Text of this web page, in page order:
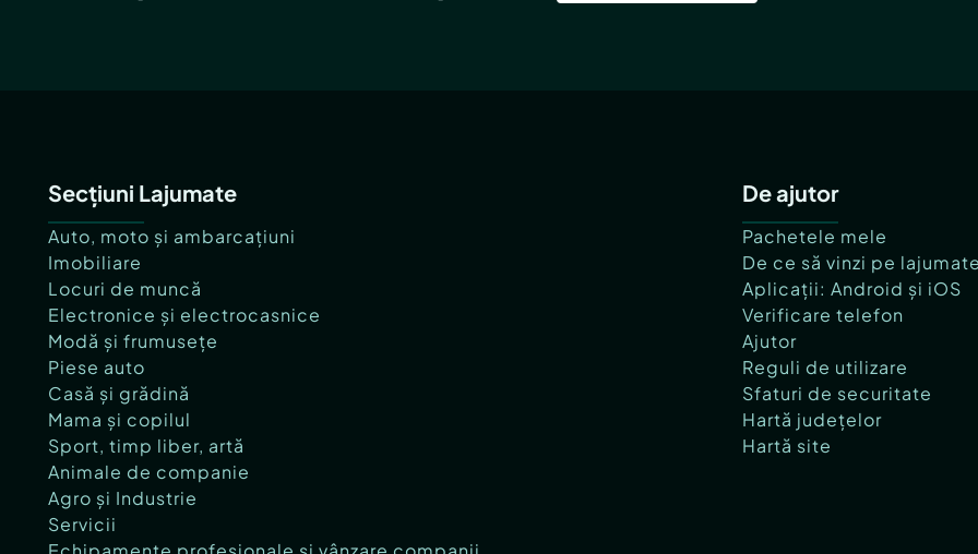
Secțiuni Lajumate
Auto, moto și ambarcațiuni
Imobiliare
Locuri de muncă
Electronice și electrocasnice
Modă și frumusețe
Piese auto
Casă și grădină
Mama și copilul
Sport, timp liber, artă
Animale de companie
Agro și Industrie
Servicii
De ajutor
Pachetele mele
De ce să vinzi pe
Aplicații: Android și iOS
Verificare telefon
Ajutor
Reguli de utilizare
Sfaturi de securitate
Hartă județelor
Hartă site